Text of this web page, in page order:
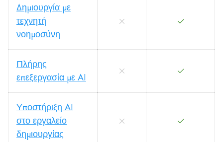
Δημιουργία με
τεχνητή
νοημοσύνη
Πλήρης
επεξεργασία με AI
Υποστήριξη AI
στο εργαλείο
δημιουργίας